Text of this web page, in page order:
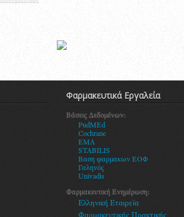
Φαρμακευτικά Εργαλεία
Βάσεις Δεδομένων:
PudMEd
Cochrane
EMA
STABILIS
Βαση φαρμακων ΕΟΦ
Γαληνός
Univadis
Φαρμακευτική Ενημέρωση:
Ελληνική Εταιρεία